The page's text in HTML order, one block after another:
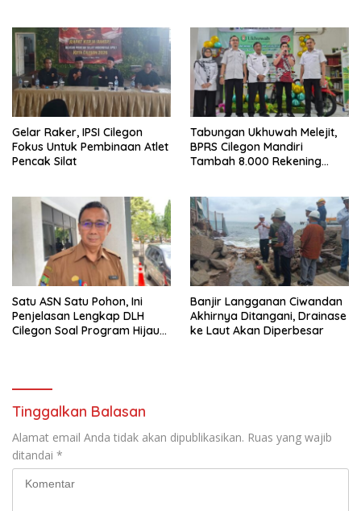
Gelar Raker, IPSI Cilegon
Fokus Untuk Pembinaan Atlet
Pencak Silat
Tabungan Ukhuwah Melejit,
BPRS Cilegon Mandiri
Tambah 8.000 Rekening
Satu ASN Satu Pohon, Ini
Penjelasan Lengkap DLH
Cilegon Soal Program Hijau
Banjir Langganan Ciwandan
Akhirnya Ditangani, Drainase
ke Laut Akan Diperbesar
Tinggalkan Balasan
Alamat email Anda tidak akan dipublikasikan. Ruas yang wajib
ditandai *